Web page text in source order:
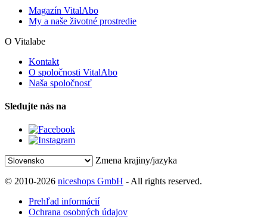
Magazín VitalAbo
My a naše životné prostredie
O Vitalabe
Kontakt
O spoločnosti VitalAbo
Naša spoločnosť
Sledujte nás na
Zmena krajiny/jazyka
© 2010-2026 niceshops GmbH - All rights reserved.
Prehľad informácií
Ochrana osobných údajov